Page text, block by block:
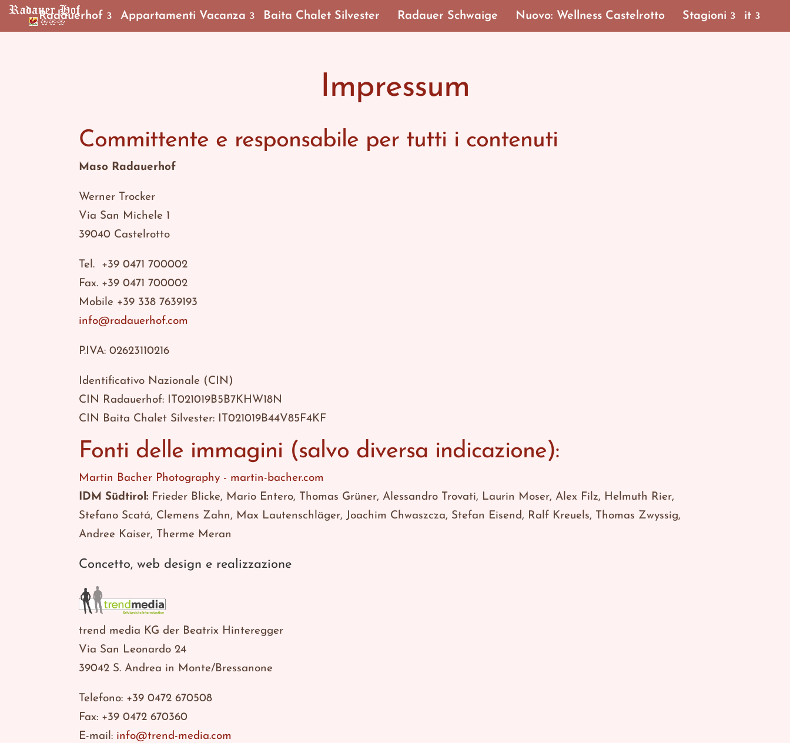
Radauerhof Appartamenti Vacanza Baita Chalet Silvester Radauer Schwaige Nuovo: Wellness Castelrotto Stagioni it
Impressum
Committente e responsabile per tutti i contenuti
Maso Radauerhof
Werner Trocker
Via San Michele 1
39040 Castelrotto
Tel. +39 0471 700002
Fax. +39 0471 700002
Mobile +39 338 7639193
info@radauerhof.com
P.IVA: 02623110216
Identificativo Nazionale (CIN)
CIN Radauerhof: IT021019B5B7KHW18N
CIN Baita Chalet Silvester: IT021019B44V85F4KF
Fonti delle immagini (salvo diversa indicazione):
Martin Bacher Photography - martin-bacher.com
IDM Südtirol: Frieder Blicke, Mario Entero, Thomas Grüner, Alessandro Trovati, Laurin Moser, Alex Filz, Helmuth Rier,
Stefano Scatá, Clemens Zahn, Max Lautenschläger, Joachim Chwaszcza, Stefan Eisend, Ralf Kreuels, Thomas Zwyssig,
Andree Kaiser, Therme Meran
Concetto, web design e realizzazione
trend media KG der Beatrix Hinteregger
Via San Leonardo 24
39042 S. Andrea in Monte/Bressanone
Telefono: +39 0472 670508
Fax: +39 0472 670360
E-mail: info@trend-media.com